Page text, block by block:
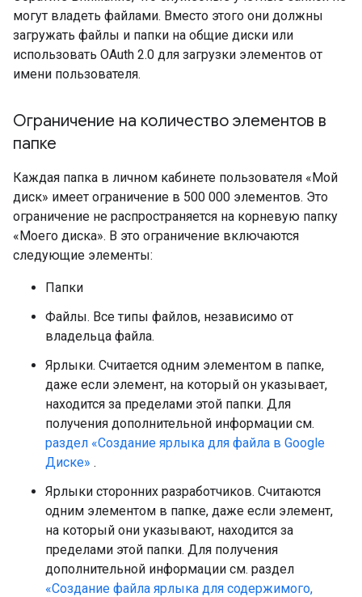
могут владеть файлами. Вместо этого они должны
загружать файлы и папки на общие диски или
использовать OAuth 2.0 для загрузки элементов от
имени пользователя.
Ограничение на количество элементов в
папке
Каждая папка в личном кабинете пользователя «Мой
диск» имеет ограничение в 500 000 элементов. Это
ограничение не распространяется на корневую папку
«Моего диска». В это ограничение включаются
следующие элементы:
Папки
Файлы. Все типы файлов, независимо от
владельца файла.
Ярлыки. Считается одним элементом в папке,
даже если элемент, на который он указывает,
находится за пределами этой папки. Для
получения дополнительной информации см.
раздел «Создание ярлыка для файла в Google
Диске» .
Ярлыки сторонних разработчиков. Считаются
одним элементом в папке, даже если элемент,
на который они указывают, находится за
пределами этой папки. Для получения
дополнительной информации см. раздел
«Создание файла ярлыка для содержимого,